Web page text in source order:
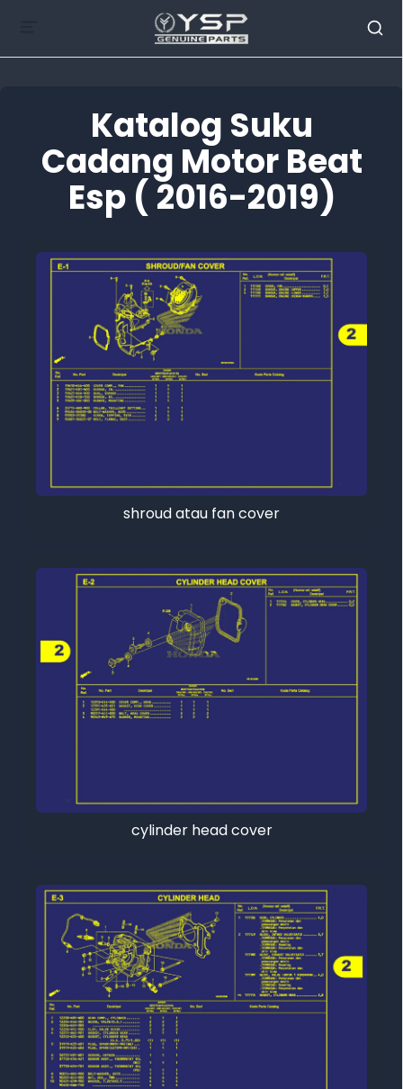
Katalog Suku
Cadang Motor Beat
Esp ( 2016-2019)
shroud atau fan cover
cylinder head cover